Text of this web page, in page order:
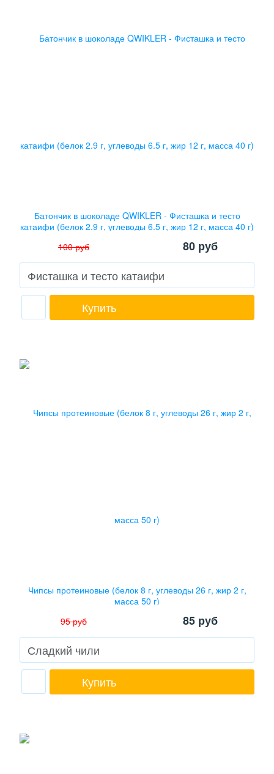
Батончик в шоколаде QWIKLER - Фисташка и тесто
катаифи (белок 2.9 г, углеводы 6.5 г, жир 12 г, масса 40 г)
100руб 80 руб
Купить
Чипсы протеиновые (белок 8 г, углеводы 26 г, жир 2 г,
масса 50 г)
95руб 85 руб
Купить